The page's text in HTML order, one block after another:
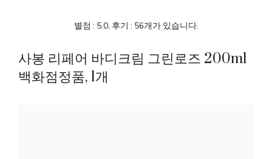
별점 : 5.0, 후기 : 56개가 있습니다.
사봉 리페어 바디크림 그린로즈 200ml
백화점정품, 1개